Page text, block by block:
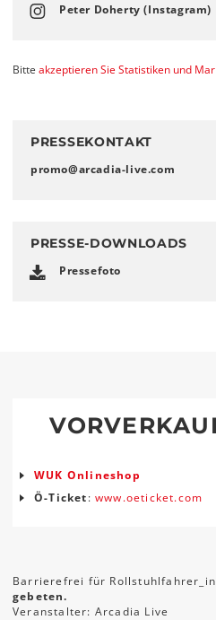
Peter Doherty (Instagram)
Bitte akzeptieren Sie Statistiken und
PRESSEKONTAKT
promo@arcadia-live.com
PRESSE-DOWNLOADS
Pressefoto
WUK Onlineshop
Ö-Ticket:www.oeticket.com
Barrierefrei für
gebeten.
Veranstalter: Arcadia Live